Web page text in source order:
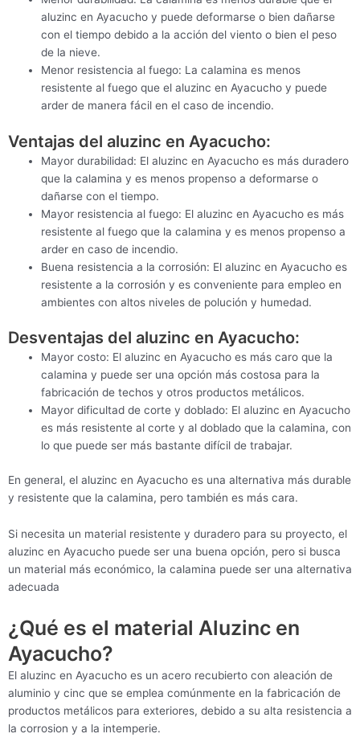
aluzinc en Ayacucho y puede deformarse o bien dañarse
con el tiempo debido a la acción del viento o bien el peso
de la nieve.
Menor resistencia al fuego: La calamina es menos
resistente al fuego que el aluzinc en Ayacucho y puede
arder de manera fácil en el caso de incendio.
Ventajas del aluzinc en Ayacucho:
Mayor durabilidad: El aluzinc en Ayacucho es más duradero
que la calamina y es menos propenso a deformarse o
dañarse con el tiempo.
Mayor resistencia al fuego: El aluzinc en Ayacucho es más
resistente al fuego que la calamina y es menos propenso a
arder en caso de incendio.
Buena resistencia a la corrosión: El aluzinc en Ayacucho es
resistente a la corrosión y es conveniente para empleo en
ambientes con altos niveles de polución y humedad.
Desventajas del aluzinc en Ayacucho:
Mayor costo: El aluzinc en Ayacucho es más caro que la
calamina y puede ser una opción más costosa para la
fabricación de techos y otros productos metálicos.
Mayor dificultad de corte y doblado: El aluzinc en Ayacucho
es más resistente al corte y al doblado que la calamina, con
lo que puede ser más bastante difícil de trabajar.
En general, el aluzinc en Ayacucho es una alternativa más durable
y resistente que la calamina, pero también es más cara.
Si necesita un material resistente y duradero para su proyecto, el
aluzinc en Ayacucho puede ser una buena opción, pero si busca
un material más económico, la calamina puede ser una alternativa
adecuada
¿Qué es el material Aluzinc en
Ayacucho?
El aluzinc en Ayacucho es un acero recubierto con aleación de
aluminio y cinc que se emplea comúnmente en la fabricación de
productos metálicos para exteriores, debido a su alta resistencia a
la corrosion y a la intemperie.